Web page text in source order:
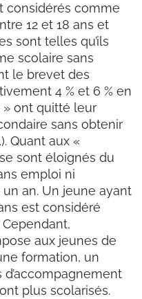
considérés comme
12 et 18 ans et
sont telles qu’ils
scolaire sans
le brevet des
4 % et 6 % en
» ont quitté leur
sans obtenir
Quant aux «
sont éloignés du
emploi ni
an. Un jeune ayant
est considéré
aux jeunes de
formation, un
plus scolarisés.